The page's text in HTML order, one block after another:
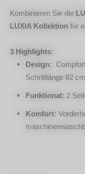
Kombinieren Sie die
LUXIA Kollektion für
3 Highlights:
Design:
Schrittlänge 82
Funktional: 2
Komfort: